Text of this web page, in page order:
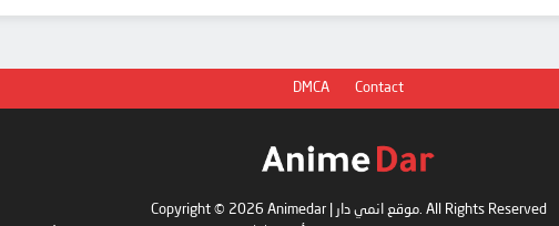
DMCA Contact
Copyright © 2026 Animedar | موقع انمي دار. All Rights Reserved